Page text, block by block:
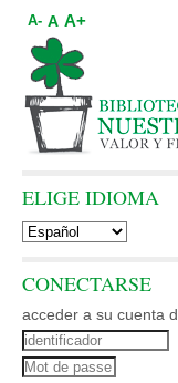
A- A A+
ELIGE IDIOMA
CONECTARSE
acceder a su cuenta